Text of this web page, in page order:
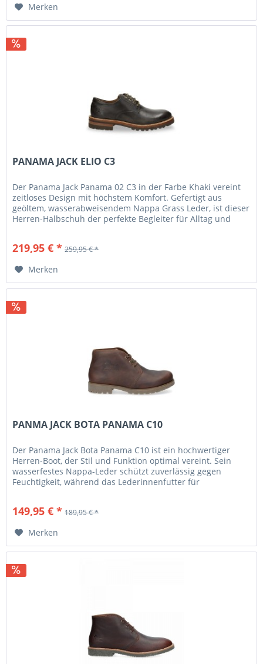
Merken
PANAMA JACK ELIO C3
Der Panama Jack Panama 02 C3 in der Farbe Khaki vereint
zeitloses Design mit höchstem Komfort. Gefertigt aus
geöltem, wasserabweisendem Nappa Grass Leder, ist dieser
Herren-Halbschuh der perfekte Begleiter für Alltag und
219,95 € * 259,95 € *
Merken
PANMA JACK BOTA PANAMA C10
Der Panama Jack Bota Panama C10 ist ein hochwertiger
Herren-Boot, der Stil und Funktion optimal vereint. Sein
wasserfestes Nappa-Leder schützt zuverlässig gegen
Feuchtigkeit, während das Lederinnenfutter für
149,95 € * 189,95 € *
Merken